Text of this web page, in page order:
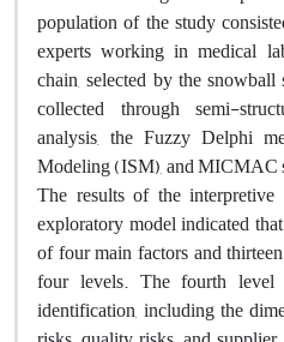
population of the study
experts working in medical
chain, selected by the
collected through semi-
analysis, the Fuzzy Delphi
Modeling (ISM), and MICMAC
The results of the
exploratory model indicated
of four main factors and
four levels. The fourth
identification, including the